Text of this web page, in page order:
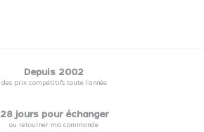
Depuis 2002
des prix compétitifs toute l'année
28 jours pour échanger
ou retourner ma commande